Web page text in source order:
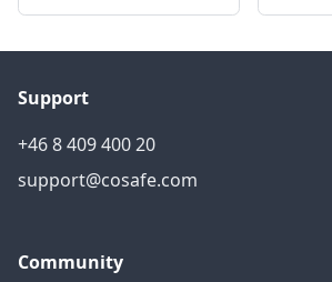
Support
+46 8 409 400 20
support@cosafe.com
Community